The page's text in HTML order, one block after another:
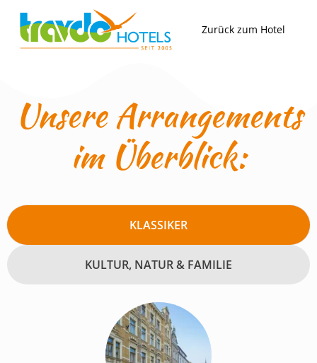
springen
Zurück zum Hotel
Unsere Arrangements
im Überblick:
KLASSIKER
KULTUR, NATUR & FAMILIE